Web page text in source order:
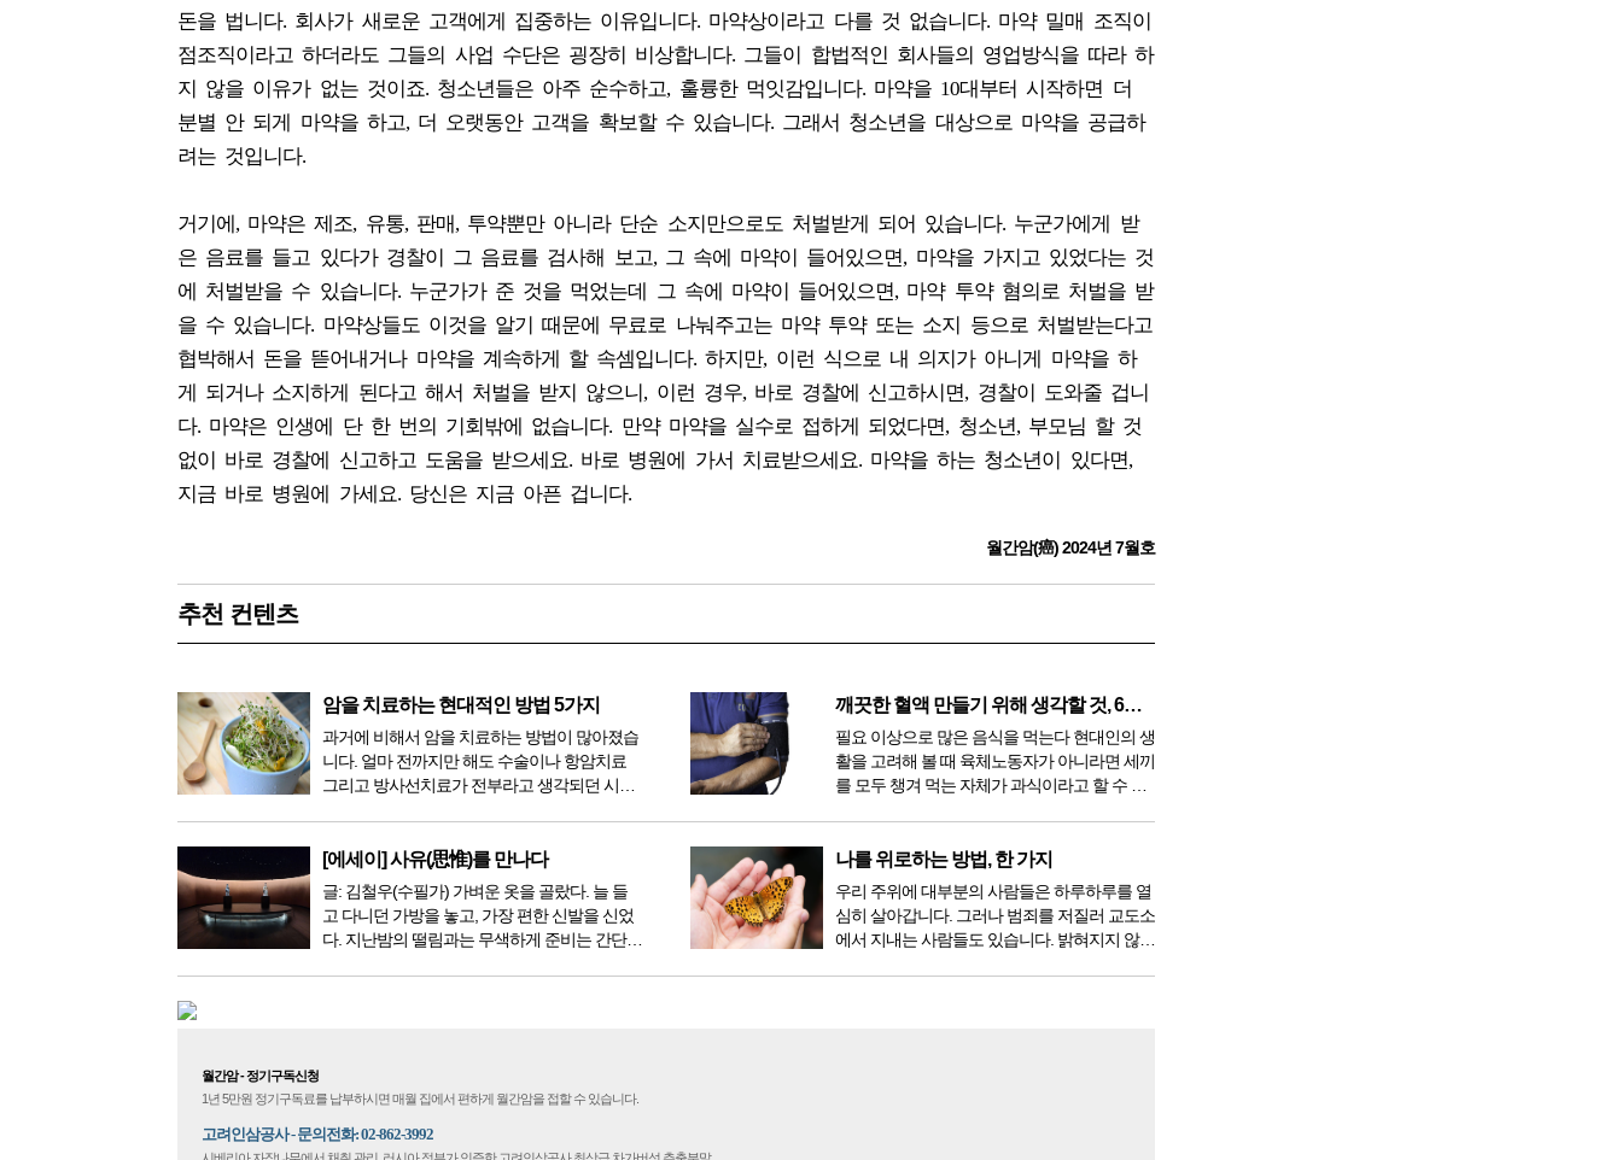
돈을 법니다. 회사가 새로운 고객에게 집중하는 이유입니다. 마약상이라고 다를 것 없습니다. 마약 밀매 조직이
점조직이라고 하더라도 그들의 사업 수단은 굉장히 비상합니다. 그들이 합법적인 회사들의 영업방식을 따라 하
지 않을 이유가 없는 것이죠. 청소년들은 아주 순수하고, 훌륭한 먹잇감입니다. 마약을 10대부터 시작하면 더
분별 안 되게 마약을 하고, 더 오랫동안 고객을 확보할 수 있습니다. 그래서 청소년을 대상으로 마약을 공급하
려는 것입니다.
거기에, 마약은 제조, 유통, 판매, 투약뿐만 아니라 단순 소지만으로도 처벌받게 되어 있습니다. 누군가에게 받
은 음료를 들고 있다가 경찰이 그 음료를 검사해 보고, 그 속에 마약이 들어있으면, 마약을 가지고 있었다는 것
에 처벌받을 수 있습니다. 누군가가 준 것을 먹었는데 그 속에 마약이 들어있으면, 마약 투약 혐의로 처벌을 받
을 수 있습니다. 마약상들도 이것을 알기 때문에 무료로 나눠주고는 마약 투약 또는 소지 등으로 처벌받는다고
협박해서 돈을 뜯어내거나 마약을 계속하게 할 속셈입니다. 하지만, 이런 식으로 내 의지가 아니게 마약을 하
게 되거나 소지하게 된다고 해서 처벌을 받지 않으니, 이런 경우, 바로 경찰에 신고하시면, 경찰이 도와줄 겁니
다. 마약은 인생에 단 한 번의 기회밖에 없습니다. 만약 마약을 실수로 접하게 되었다면, 청소년, 부모님 할 것
없이 바로 경찰에 신고하고 도움을 받으세요. 바로 병원에 가서 치료받으세요. 마약을 하는 청소년이 있다면,
지금 바로 병원에 가세요. 당신은 지금 아픈 겁니다.
월간암(癌) 2024년 7월호
추천 컨텐츠
암을 치료하는 현대적인 방법 5가지
과거에 비해서 암을 치료하는 방법이 많아졌습
니다. 얼마 전까지만 해도 수술이나 항암치료
그리고 방사선치료가 전부라고 생각되던 시절
료기가 들어오면서 암을 치료하는 방법이 하나
더 추가되었습니다. 중입...
깨끗한 혈액 만들기 위해 생각할 것, 6가지
필요 이상으로 많은 음식을 먹는다 현대인의 생
활을 고려해 볼 때 육체노동자가 아니라면 세끼
를 모두 챙겨 먹는 자체가 과식이라고 할 수 있
점심, 저녁을 습관적으로 음식을 섭취한다. 게
다...
[에세이] 사유(思惟)를 만나다
글: 김철우(수필가) 가벼운 옷을 골랐다. 늘 들
고 다니던 가방을 놓고, 가장 편한 신발을 신었
다. 지난밤의 떨림과는 무색하게 준비는 간단했
나를 위로하는 방법, 한 가지
우리 주위에 대부분의 사람들은 하루하루를 열
심히 살아갑니다. 그러나 범죄를 저질러 교도소
에서 지내는 사람들도 있습니다. 밝혀지지 않았
월간암 - 정기구독신청
1년 5만원 정기구독료를 납부하시면 매월 집에서 편하게 월간암을 접할 수 있습니다.
고려인삼공사 - 문의전화: 02-862-3992